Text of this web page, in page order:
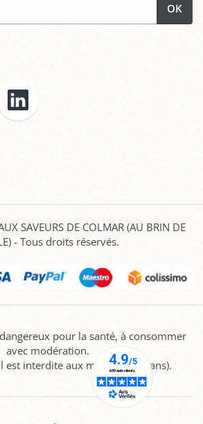
OK
SAVEURS DE COLMAR (AU BRIN DE
- Tous droits réservés.
dangereux pour la santé, à consommer
avec modération.
est interdite aux mineurs (-18 ans).